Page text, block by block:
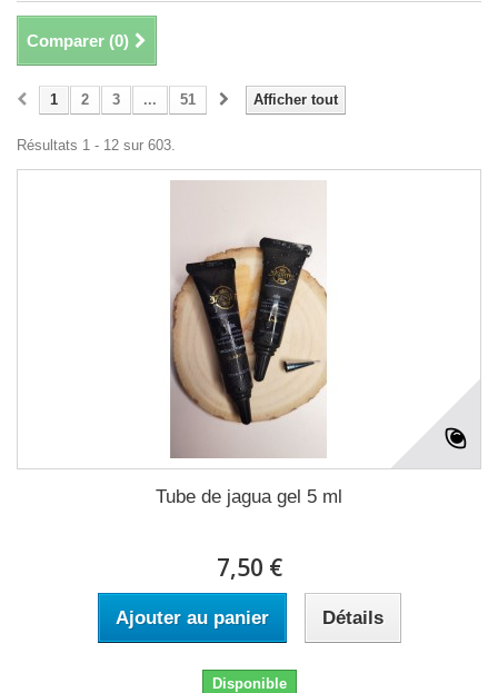
Comparer (0)
Afficher tout
1 2 3 ... 51
Résultats 1 - 12 sur 603.
Tube de jagua gel 5 ml
7,50 €
Ajouter au panier Détails
Disponible